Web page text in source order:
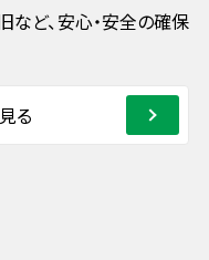
ど、安心・安全の確保
る